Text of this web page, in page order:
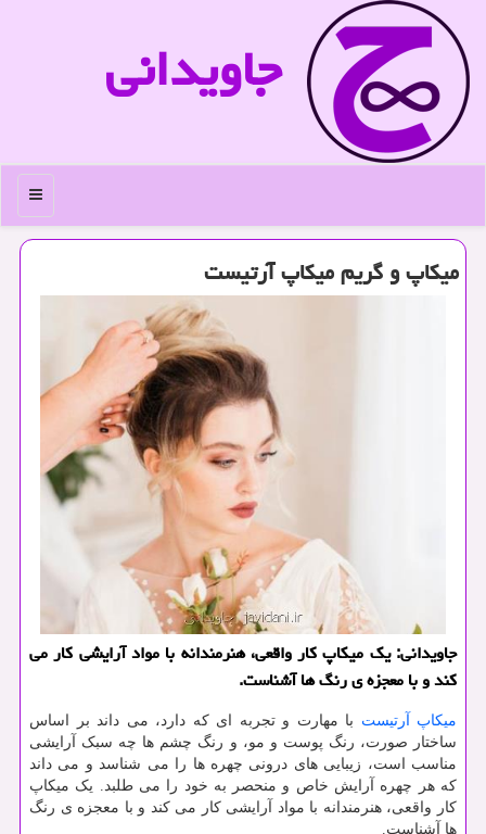
جاویدانی
منو
میكاپ و گریم میكاپ آرتیست
جاویدانی: یك میكاپ كار واقعی، هنرمندانه با مواد آرایشی كار می
كند و با معجزه ی رنگ ها آشناست.
میکاپ آرتیست با مهارت و تجربه ای که دارد، می داند بر اساس
ساختار صورت، رنگ پوست و مو، و رنگ چشم ها چه سبک آرایشی
مناسب است، زیبایی های درونی چهره ها را می شناسد و می داند
که هر چهره آرایش خاص و منحصر به خود را می طلبد. یک میکاپ
کار واقعی، هنرمندانه با مواد آرایشی کار می کند و با معجزه ی رنگ
ها آشناست.